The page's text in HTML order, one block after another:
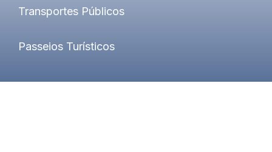
Transportes Públicos
Passeios Turísticos